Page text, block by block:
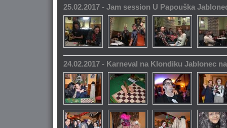
25.02.2017 - Jam session U Papouška
24.02.2017 - Karneval na Klondiku Jablonec